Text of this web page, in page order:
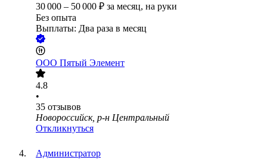
30 000 – 50 000 ₽ за месяц, на руки
Без опыта
Выплаты: Два раза в месяц
ООО Пятый Элемент
4.8
•
35 отзывов
Новороссийск, р-н Центральный
Откликнуться
Администратор